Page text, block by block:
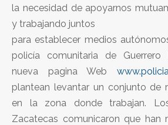
la necesidad de apoyarnos
y trabajando juntos
para establecer medios
policía comunitaria de Guerrero
nueva pagina Web
plantean levantar un conjunto de
en la zona donde trabajan.
Zacatecas comunicaron que han